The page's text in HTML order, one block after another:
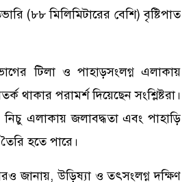
(৮৮ মিলিমিটারের বেশি) বৃষ্টিপাত
টিলা ও পাহাড়সংলগ্ন এলাকায়
থাকার পরামর্শ দিয়েছেন সংশ্লিষ্টরা।
নিচু এলাকায় জলাবদ্ধতা এবং পাহাড়ি
হতে পারে।
জানায়, উড়িষ্যা ও তৎসংলগ্ন দক্ষিণ